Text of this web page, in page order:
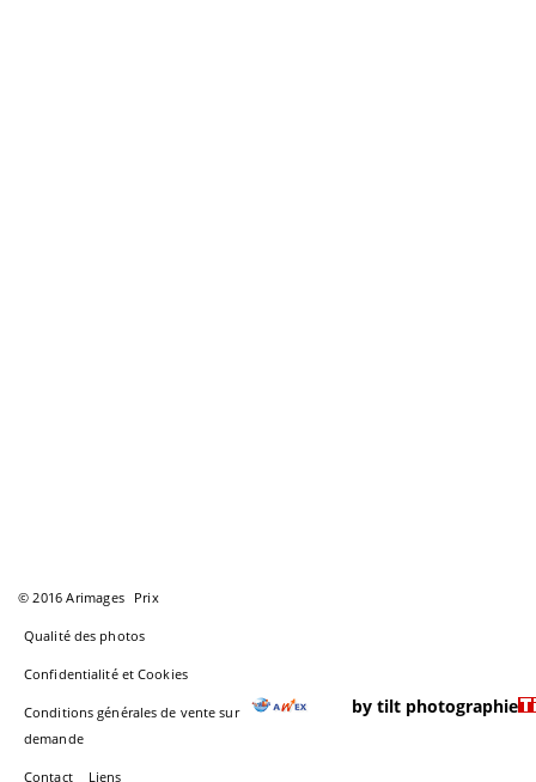
© 2016 Arimages Prix
Qualité des photos
Confidentialité et Cookies
Conditions générales de vente sur
demande
Contact Liens
by tilt photographie